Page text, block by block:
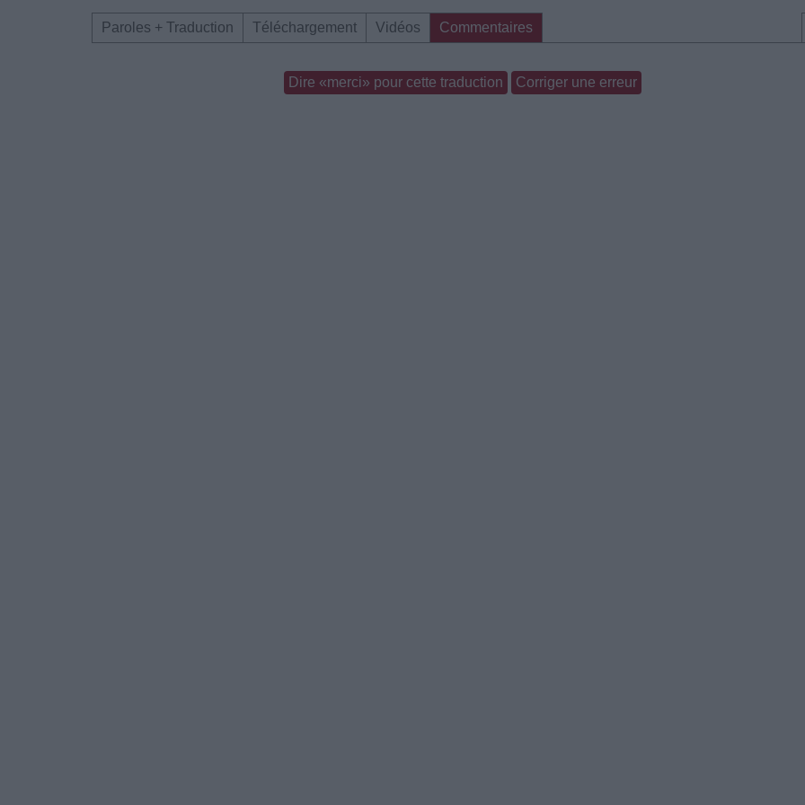
Paroles + Traduction Téléchargement Vidéos Commentaires
Dire «merci» pour cette traduction Corriger une erreur